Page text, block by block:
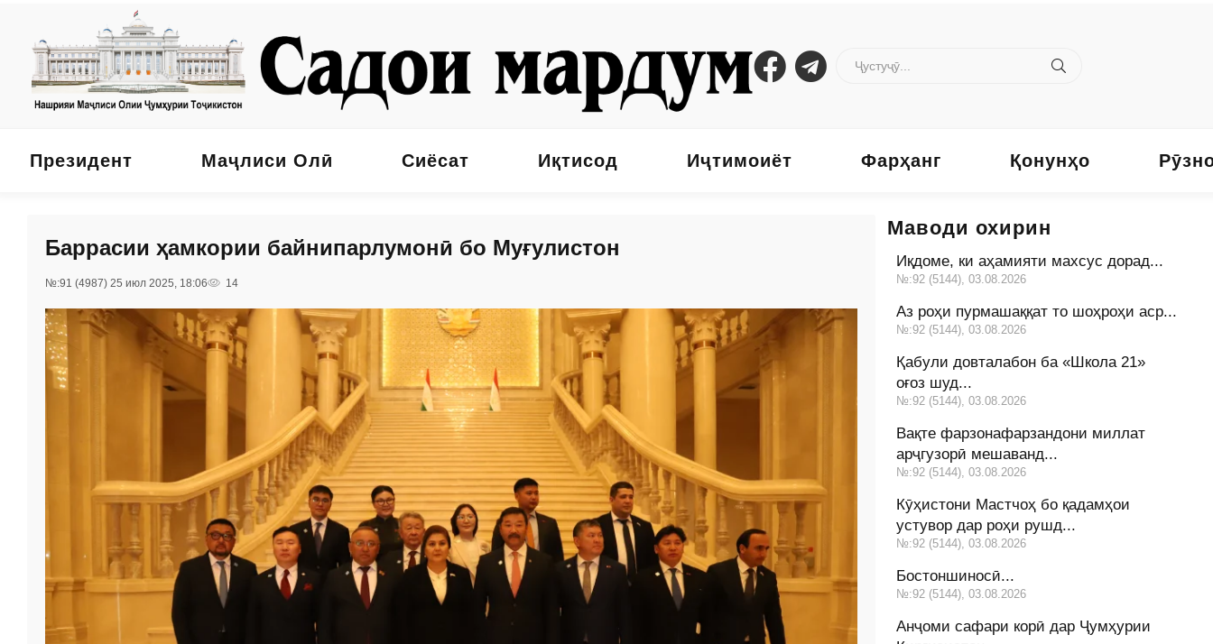
Президент Маҷлиси Олӣ Сиёсат Иқтисод Иҷтимоиёт Фарҳанг Қонунҳо
Баррасии ҳамкории байнипарлумонӣ бо Муғулистон
№:91 (4987) 25 июл 2025, 18:06 14
Маводи охирин
Иқдоме, ки аҳамияти махсус дорад...
№:92 (5144), 03.08.2026
Аз роҳи пурмашаққат то шоҳроҳи аср...
№:92 (5144), 03.08.2026
Қабули довталабон ба «Школа 21»
оғоз шуд...
№:92 (5144), 03.08.2026
Вақте фарзонафарзандони миллат
арҷгузорӣ мешаванд...
№:92 (5144), 03.08.2026
Кӯҳистони Мастчоҳ бо қадамҳои
устувор дар роҳи рушд...
№:92 (5144), 03.08.2026
Бостоншиносӣ...
№:92 (5144), 03.08.2026
Анҷоми сафари корӣ дар Ҷумҳурии